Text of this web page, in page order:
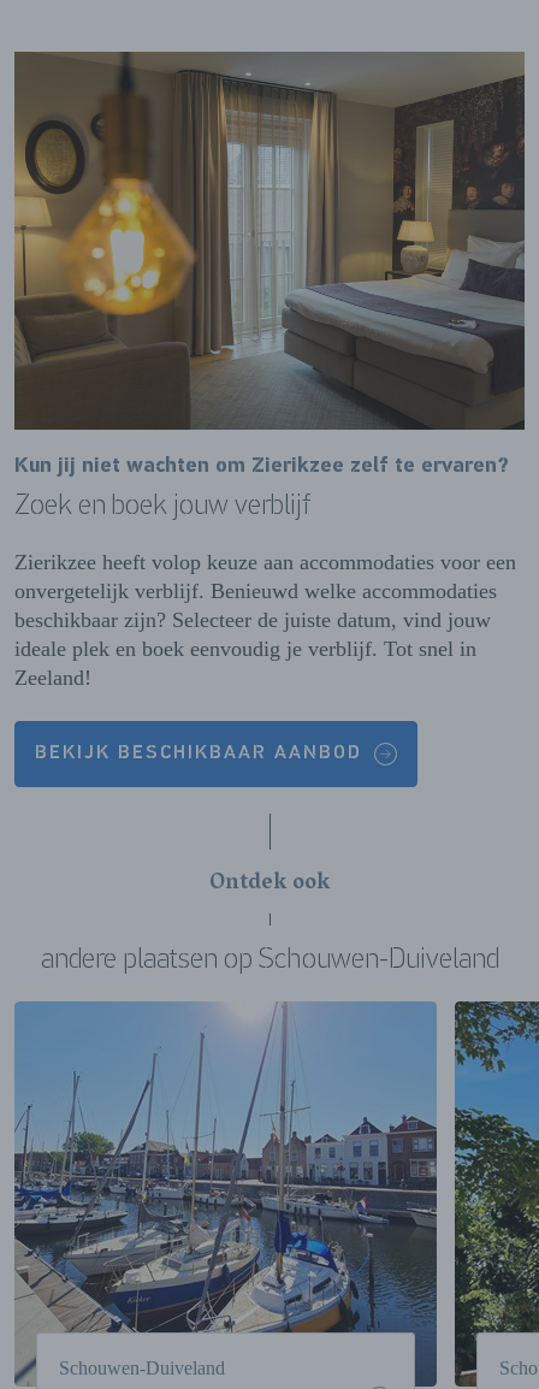
Kun jij niet wachten om Zierikzee zelf te ervaren?
Zoek en boek jouw verblijf
Zierikzee heeft volop keuze aan accommodaties voor een
onvergetelijk verblijf. Benieuwd welke accommodaties
beschikbaar zijn? Selecteer de juiste datum, vind jouw
ideale plek en boek eenvoudig je verblijf. Tot snel in
Zeeland!
BEKIJK BESCHIKBAAR AANBOD
Ontdek ook
andere plaatsen op Schouwen-Duiveland
Schouwen-Duiveland